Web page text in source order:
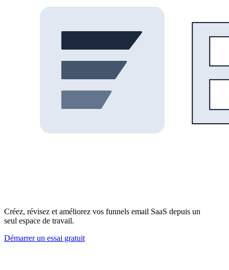
Créez, révisez et améliorez vos funnels email SaaS depuis un
seul espace de travail.
Démarrer un essai gratuit